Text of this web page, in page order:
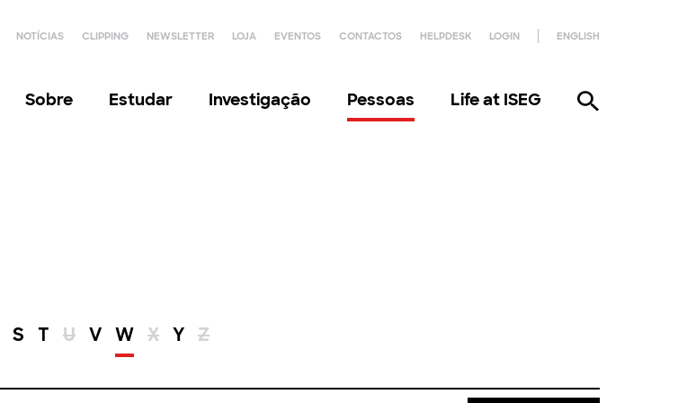
NOTÍCIAS CLIPPING NEWSLETTER LOJA EVENTOS CONTACTOS HELPDESK LOGIN ENGLISH
Sobre Estudar Investigação Pessoas Life at ISEG
S T U V W X Y Z